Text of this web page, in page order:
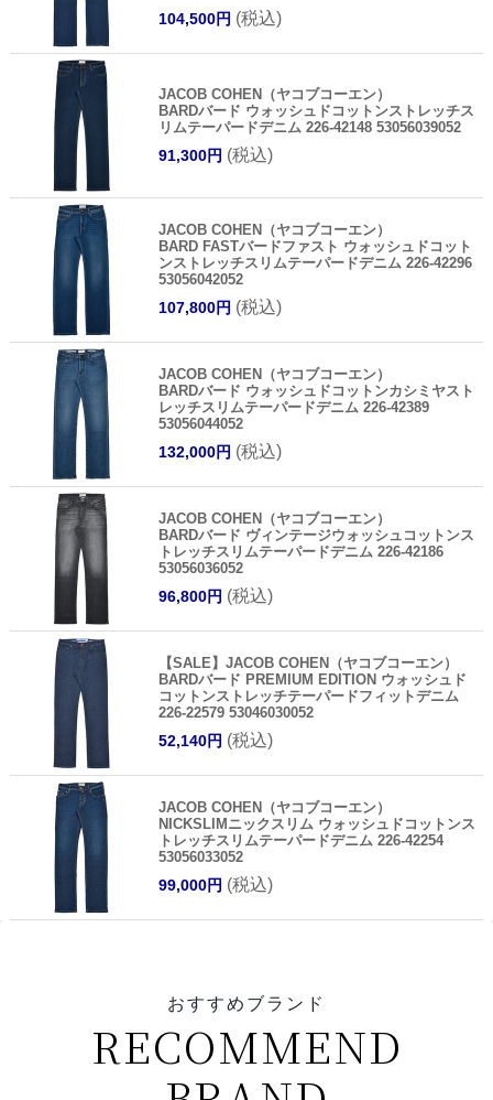
104,500円 (税込)
JACOB COHEN（ヤコブコーエン）
BARDバード ウォッシュドコットンストレッチス
リムテーパードデニム 226-42148 53056039052
91,300円 (税込)
JACOB COHEN（ヤコブコーエン）
BARD FASTバードファスト ウォッシュドコット
ンストレッチスリムテーパードデニム 226-42296
53056042052
107,800円 (税込)
JACOB COHEN（ヤコブコーエン）
BARDバード ウォッシュドコットンカシミヤスト
レッチスリムテーパードデニム 226-42389
53056044052
132,000円 (税込)
JACOB COHEN（ヤコブコーエン）
BARDバード ヴィンテージウォッシュコットンス
トレッチスリムテーパードデニム 226-42186
53056036052
96,800円 (税込)
【SALE】JACOB COHEN（ヤコブコーエン）
BARDバード PREMIUM EDITION ウォッシュド
コットンストレッチテーパードフィットデニム
226-22579 53046030052
52,140円 (税込)
JACOB COHEN（ヤコブコーエン）
NICKSLIMニックスリム ウォッシュドコットンス
トレッチスリムテーパードデニム 226-42254
53056033052
99,000円 (税込)
おすすめブランド
RECOMMEND